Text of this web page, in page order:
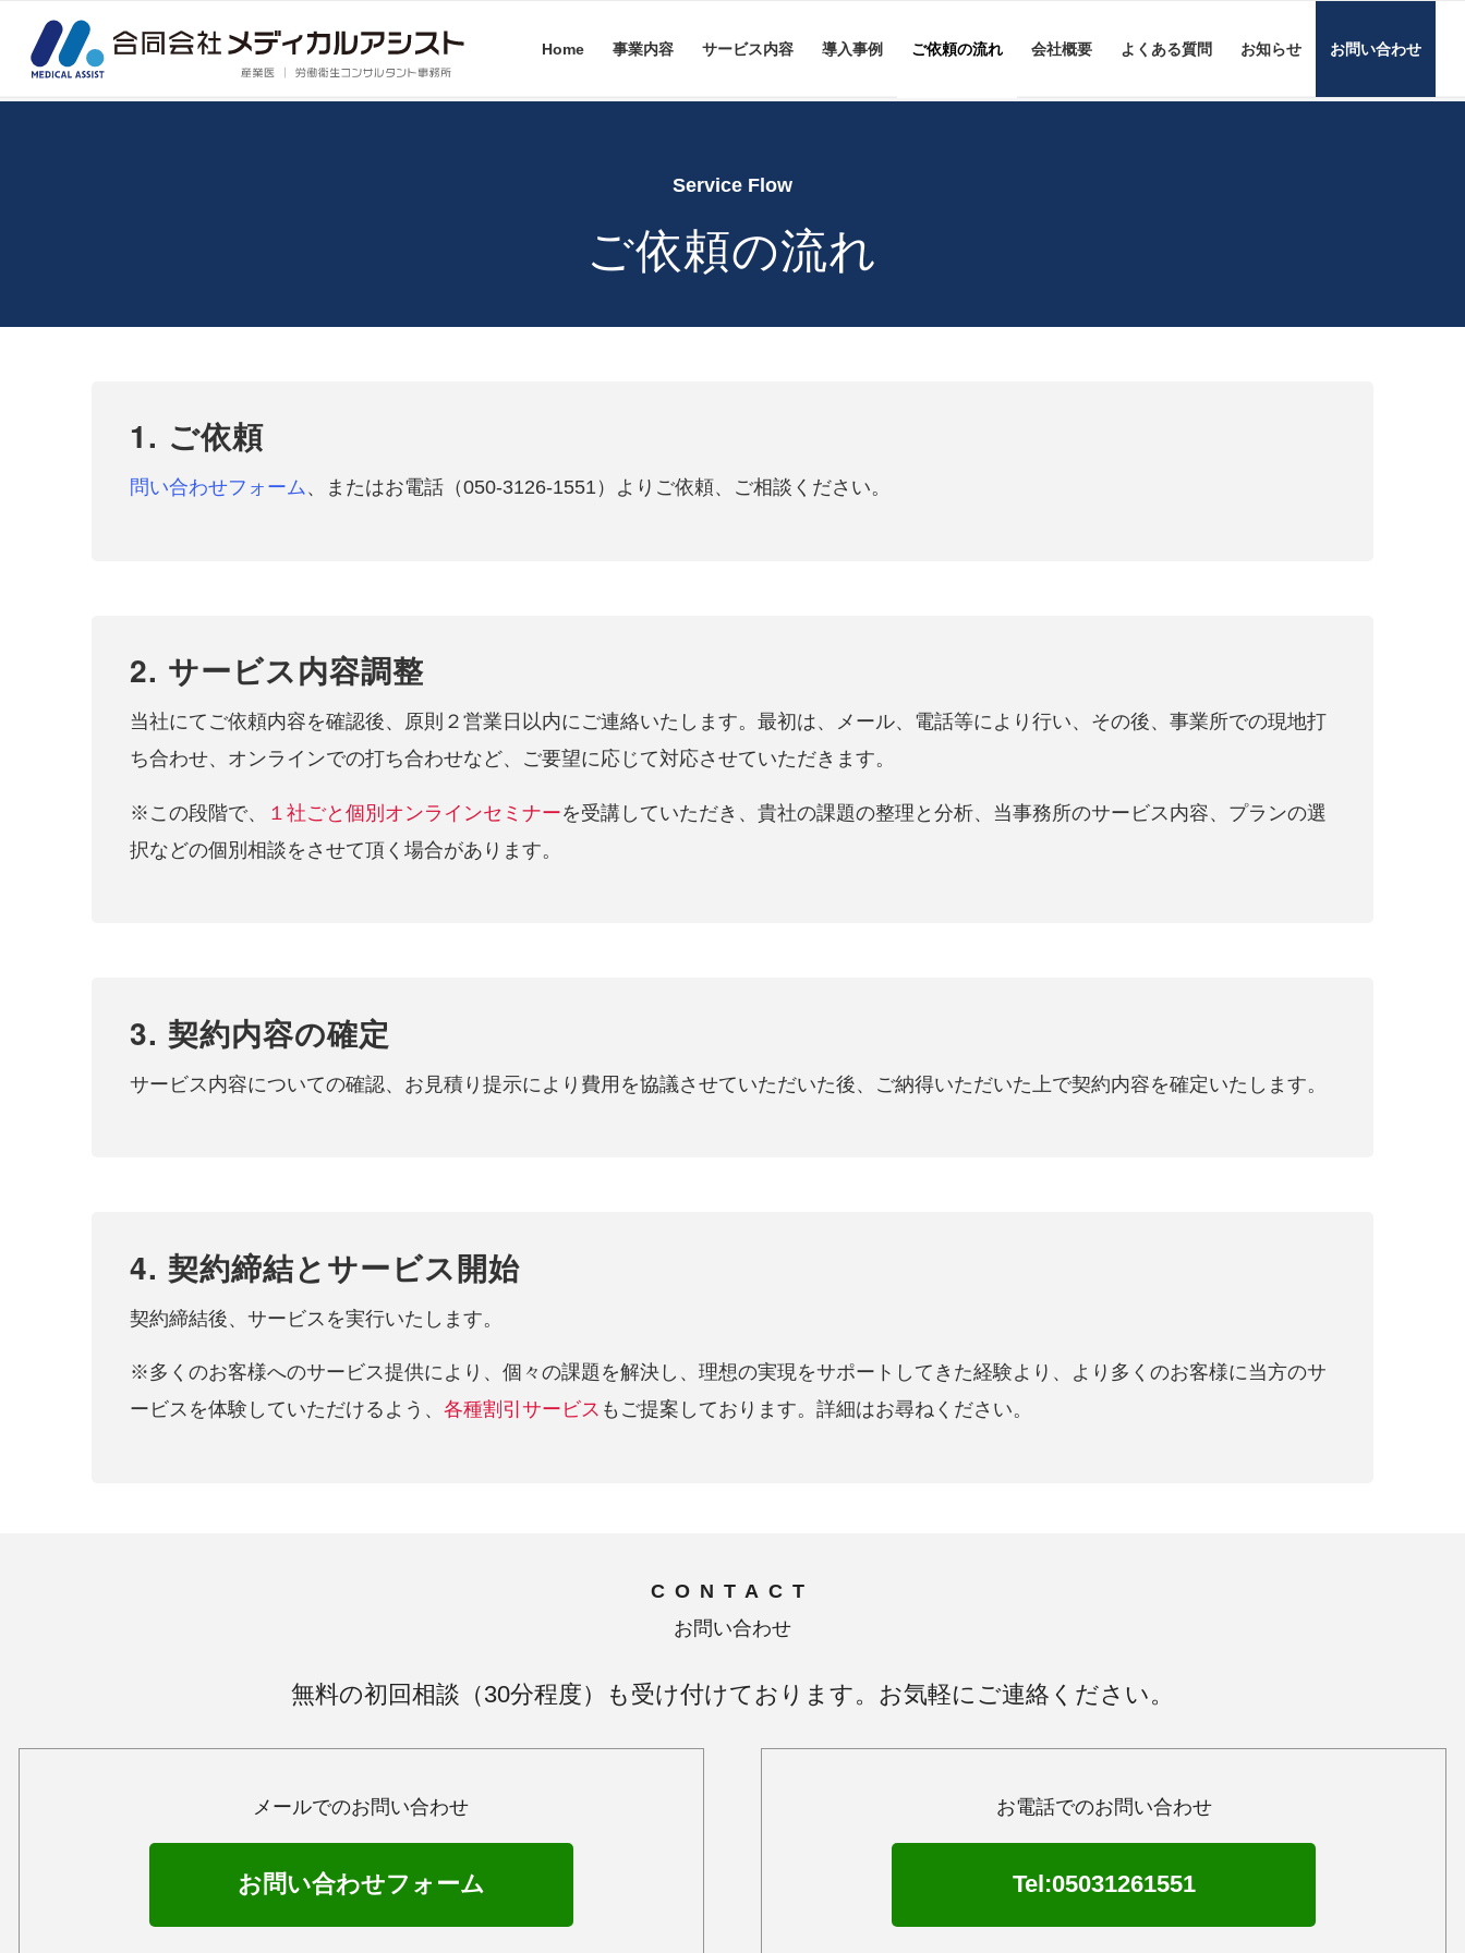
Home 事業内容 サービス内容 導入事例 ご依頼の流れ 会社概要 よくある質問 お知らせ お問い合わせ
Service Flow
ご依頼の流れ
1. ご依頼
問い合わせフォーム、またはお電話（050-3126-1551）よりご依頼、ご相談ください。
2. サービス内容調整
当社にてご依頼内容を確認後、原則２営業日以内にご連絡いたします。最初は、メール、電話等により行い、その後、事業所での現地打
ち合わせ、オンラインでの打ち合わせなど、ご要望に応じて対応させていただきます。
※この段階で、 １社ごと個別オンラインセミナーを受講していただき、貴社の課題の整理と分析、当事務所のサービス内容、プランの選
択などの個別相談をさせて頂く場合があります。
3. 契約内容の確定
サービス内容についての確認、お見積り提示により費用を協議させていただいた後、ご納得いただいた上で契約内容を確定いたします。
4. 契約締結とサービス開始
契約締結後、サービスを実行いたします。
※多くのお客様へのサービス提供により、個々の課題を解決し、理想の実現をサポートしてきた経験より、より多くのお客様に当方のサ
ービスを体験していただけるよう、 各種割引サービス もご提案しております。詳細はお尋ねください。
CONTACT
お問い合わせ
無料の初回相談（30分程度）も受け付けております。お気軽にご連絡ください。
メールでのお問い合わせ
お問い合わせフォーム
お電話でのお問い合わせ
Tel:05031261551